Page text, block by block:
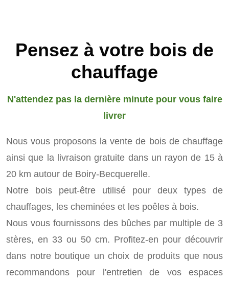
Pensez à votre bois de
chauffage
N'attendez pas la dernière minute pour vous faire
livrer
Nous vous proposons la vente de bois de chauffage
ainsi que la livraison gratuite dans un rayon de 15 à
20 km autour de Boiry-Becquerelle.
Notre bois peut-être utilisé pour deux types de
chauffages, les cheminées et les poêles à bois.
Nous vous fournissons des bûches par multiple de 3
stères, en 33 ou 50 cm. Profitez-en pour découvrir
dans notre boutique un choix de produits que nous
recommandons pour l'entretien de vos espaces